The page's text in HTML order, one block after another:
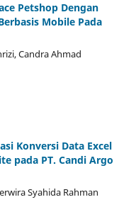
Petshop Dengan
Mobile Pada
Candra Ahmad
Konversi Data Excel
pada PT. Candi Argo
Syahida Rahman